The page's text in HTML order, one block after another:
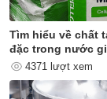
Tìm hiểu về chất
đặc trong nước
4371 lượt xem